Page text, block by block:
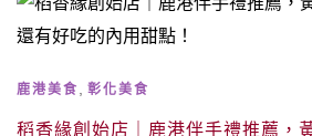
鹿港美食 彰化美食
稻香緣創始店｜鹿港伴手禮推薦，